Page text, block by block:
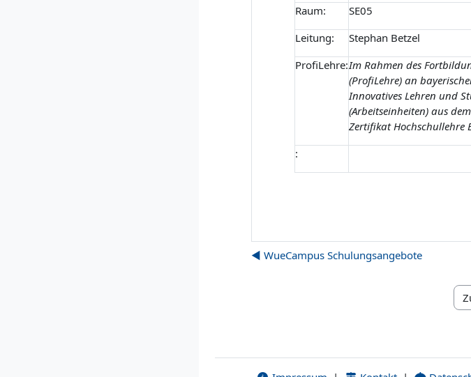
Raum:
SE05
Leitung:
Stephan Betzel
ProfiLehre:Im Rahmen des
(ProfiLehre) an
Innovatives Lehren und
(Arbeitseinheiten) aus
Zertifikat Hochschullehre
:
◀︎ WueCampus Schulungsangebote